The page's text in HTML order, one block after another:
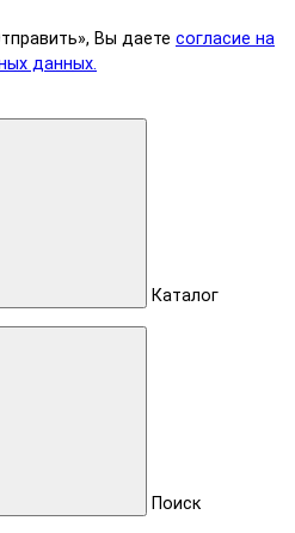
Вы даете согласие на
данных.
Каталог
Поиск